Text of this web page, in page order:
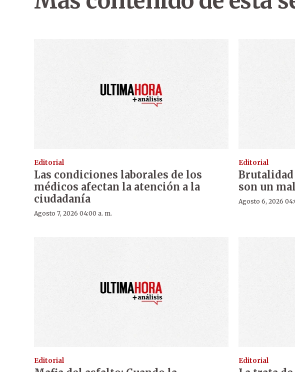
Editorial
Las condiciones laborales de los
médicos afectan la atención a la
ciudadanía
Agosto 7, 2026 04:00 a. m.
Editorial
son un
Agosto 6, 2026
Editorial Editorial